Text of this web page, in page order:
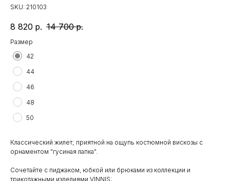
SKU: 210103
8 820 р. 14 700 р.
Размер
42
44
46
48
50
Классический жилет; приятной на ощупь костюмной вискозы с
орнаментом "гусиная лапка".
Сочетайте с пиджаком, юбкой или брюками из коллекции и
трикотажными изделиями VINNIS: